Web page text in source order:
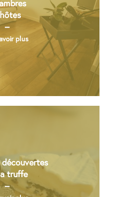
–
plus
truffe
–